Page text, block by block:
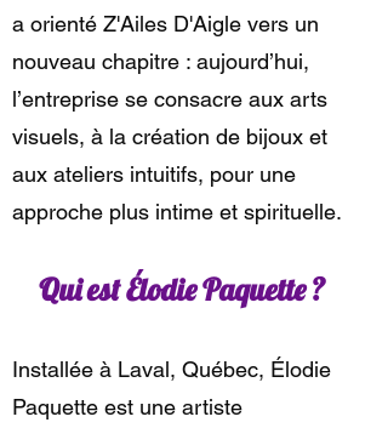
a orienté Z'Ailes D'Aigle vers un
nouveau chapitre : aujourd’hui,
l’entreprise se consacre aux arts
visuels, à la création de bijoux et
aux ateliers intuitifs, pour une
approche plus intime et spirituelle.
Qui est Élodie Paquette ?
Installée à Laval, Québec, Élodie
Paquette est une artiste